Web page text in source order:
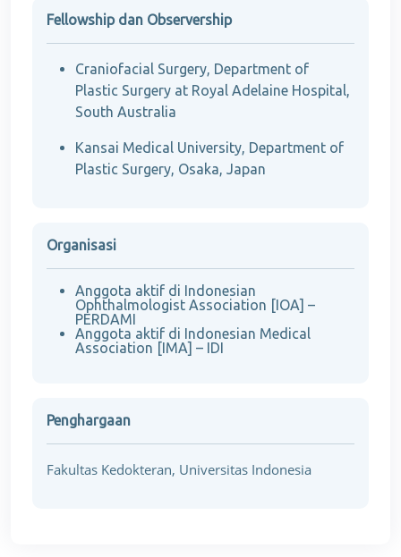
Fellowship dan Observership
Craniofacial Surgery, Department of
Plastic Surgery at Royal Adelaine Hospital,
South Australia
Kansai Medical University, Department of
Plastic Surgery, Osaka, Japan
Organisasi
Anggota aktif di Indonesian
Ophthalmologist Association [IOA] –
PERDAMI
Anggota aktif di Indonesian Medical
Association [IMA] – IDI
Penghargaan
Fakultas Kedokteran, Universitas Indonesia